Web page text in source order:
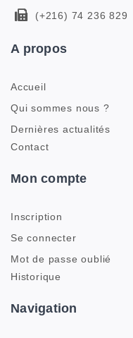
(+216) 74 236 829
A propos
Accueil
Qui sommes nous ?
Dernières actualités
Contact
Mon compte
Inscription
Se connecter
Mot de passe oublié
Historique
Navigation